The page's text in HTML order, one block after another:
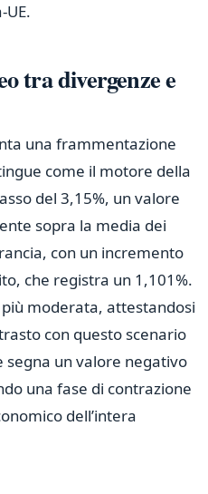
tra divergenze e
una frammentazione
come il motore della
del 3,15%, un valore
sopra la media dei
con un incremento
che registra un 1,101%.
moderata, attestandosi
con questo scenario
segna un valore negativo
una fase di contrazione
dell’intera